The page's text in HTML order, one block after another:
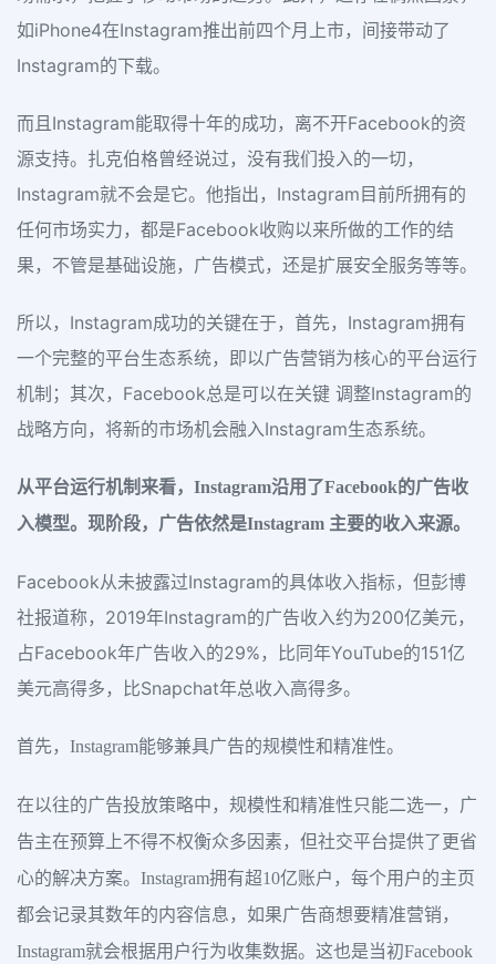
如iPhone4在Instagram推出前四个月上市，间接带动了
Instagram的下载。
而且Instagram能取得十年的成功，离不开Facebook的资
源支持。扎克伯格曾经说过，没有我们投入的一切，
Instagram就不会是它。他指出，Instagram目前所拥有的
任何市场实力，都是Facebook收购以来所做的工作的结
果，不管是基础设施，广告模式，还是扩展安全服务等等。
所以，Instagram成功的关键在于，首先，Instagram拥有
一个完整的平台生态系统，即以广告营销为核心的平台运行
机制；其次，Facebook总是可以在关键 调整Instagram的
战略方向，将新的市场机会融入Instagram生态系统。
从平台运行机制来看，Instagram沿用了Facebook的广告收
入模型。现阶段，广告依然是Instagram 主要的收入来源。
Facebook从未披露过Instagram的具体收入指标，但彭博
社报道称，2019年Instagram的广告收入约为200亿美元，
占Facebook年广告收入的29%，比同年YouTube的151亿
美元高得多，比Snapchat年总收入高得多。
首先，Instagram能够兼具广告的规模性和精准性。
在以往的广告投放策略中，规模性和精准性只能二选一，广
告主在预算上不得不权衡众多因素，但社交平台提供了更省
心的解决方案。Instagram拥有超10亿账户，每个用户的主页
都会记录其数年的内容信息，如果广告商想要精准营销，
Instagram就会根据用户行为收集数据。这也是当初Facebook